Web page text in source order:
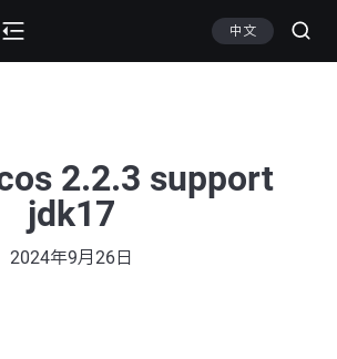
中文
2.2.3 support
jdk17
2024年9月26日